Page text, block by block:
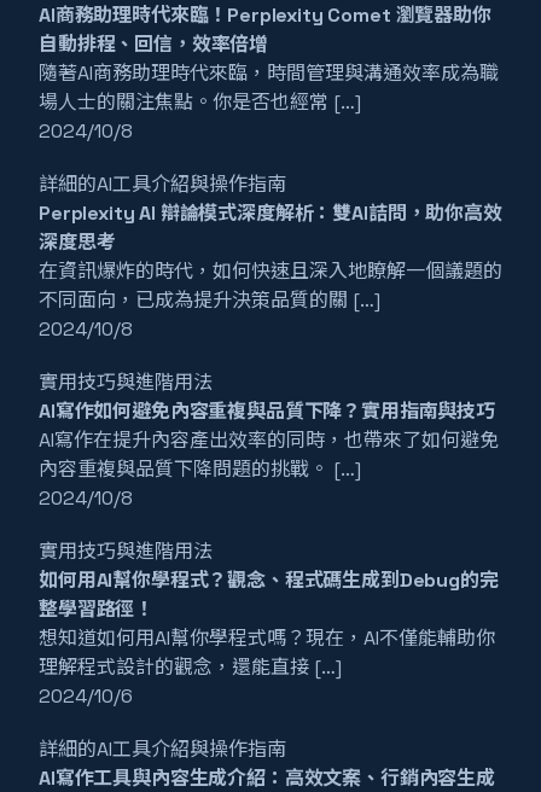
AI商務助理時代來臨！Perplexity Comet 瀏覽器助你
自動排程、回信，效率倍增
隨著AI商務助理時代來臨，時間管理與溝通效率成為職
場人士的關注焦點。你是否也經常 […]
2024/10/8
詳細的AI工具介紹與操作指南
Perplexity AI 辯論模式深度解析：雙AI詰問，助你高效
深度思考
在資訊爆炸的時代，如何快速且深入地瞭解一個議題的
不同面向，已成為提升決策品質的關 […]
2024/10/8
實用技巧與進階用法
AI寫作如何避免內容重複與品質下降？實用指南與技巧
AI寫作在提升內容產出效率的同時，也帶來了如何避免
內容重複與品質下降問題的挑戰。 […]
2024/10/8
實用技巧與進階用法
如何用AI幫你學程式？觀念、程式碼生成到Debug的完
整學習路徑！
想知道如何用AI幫你學程式嗎？現在，AI不僅能輔助你
理解程式設計的觀念，還能直接 […]
2024/10/6
詳細的AI工具介紹與操作指南
AI寫作工具與內容生成介紹：高效文案、行銷內容生成